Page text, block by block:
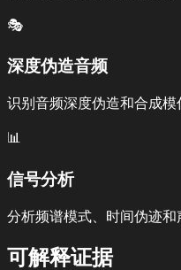
🎭
深度伪造音频
识别音频深度伪造和合成模
📊
信号分析
分析频谱模式、时间伪迹和
可解释证据